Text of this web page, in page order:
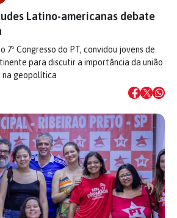
Latino-americanas debate
7º Congresso do PT, convidou jovens de
para discutir a importância da união
na geopolítica